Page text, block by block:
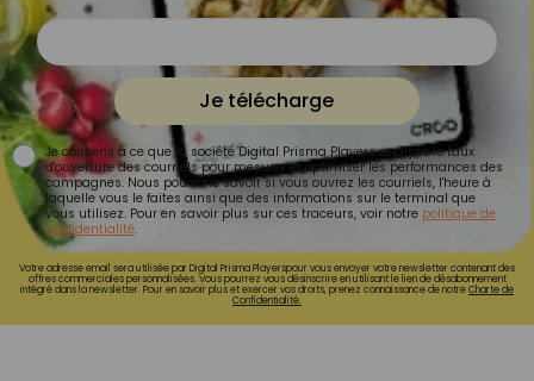
Je télécharge
Je consens à ce que la société Digital Prisma Players analyse le taux
d'ouverture des courriels pour mesurer et optimiser les performances des
campagnes. Nous pourrons savoir si vous ouvrez les courriels, l'heure à
laquelle vous le faites ainsi que des informations sur le terminal que
vous utilisez. Pour en savoir plus sur ces traceurs, voir notre politique de
confidentialité.
Votre adresse email sera utilisée par Digital Prisma Playerspour vous envoyer votre newsletter contenant des
offres commerciales personnalisées. Vous pourrez vous désinscrire en utilisant le lien de désabonnement
intégré dans la newsletter. Pour en savoir plus et exercer vos droits, prenez connaissance de notreCharte de
Confidentialité.